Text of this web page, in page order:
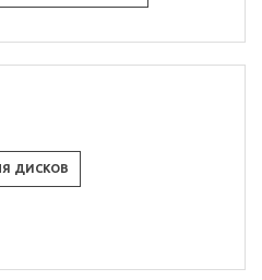
ДИСКОВ